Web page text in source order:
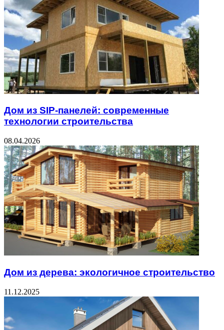
Дом из SIP-панелей: современные
технологии строительства
08.04.2026
Дом из дерева: экологичное строительство
11.12.2025